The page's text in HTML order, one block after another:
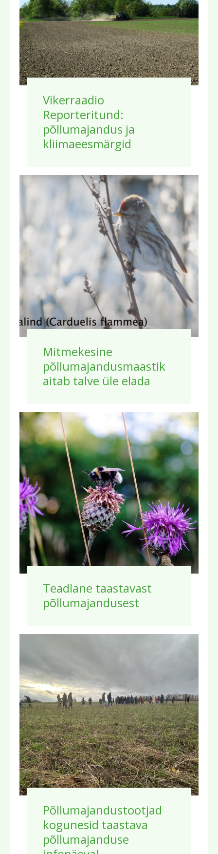
Vikerraadio
Reporteritund:
põllumajandus ja
kliimaeesmärgid
Mitmekesine
põllumajandusmaastik
aitab talve üle elada
Teadlane taastavast
põllumajandusest
Põllumajandustootjad
kogunesid taastava
põllumajanduse